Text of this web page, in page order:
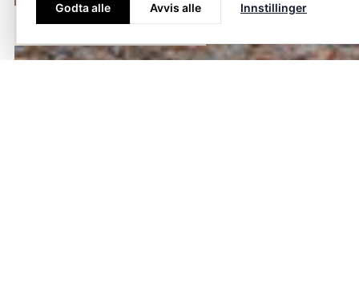
Våre tjenester Team Kontakt
Godta alle Avvis alle Innstillinger